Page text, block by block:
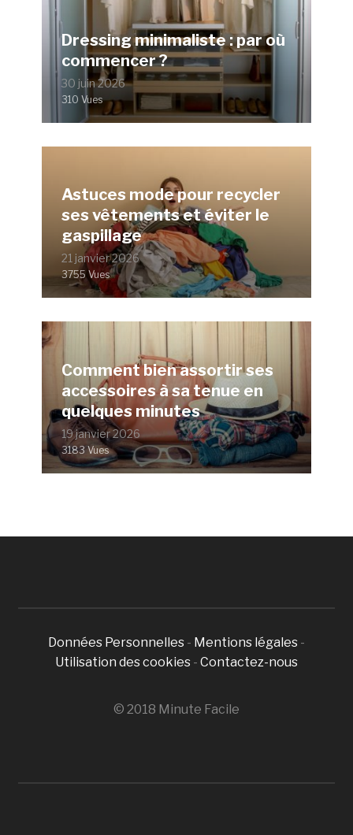
Dressing minimaliste : par où
commencer ?
30 juin 2026
310 Vues
Astuces mode pour recycler
ses vêtements et éviter le
gaspillage
21 janvier 2026
3755 Vues
Comment bien assortir ses
accessoires à sa tenue en
quelques minutes
19 janvier 2026
3183 Vues
Données Personnelles - Mentions légales -
Utilisation des cookies - Contactez-nous
© 2018 Minute Facile